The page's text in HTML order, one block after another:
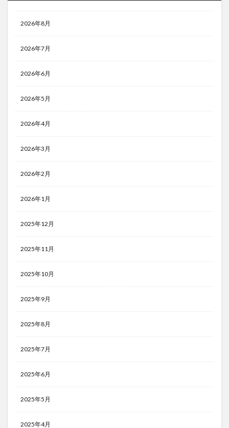
2026年8月
2026年7月
2026年6月
2026年5月
2026年4月
2026年3月
2026年2月
2026年1月
2025年12月
2025年11月
2025年10月
2025年9月
2025年8月
2025年7月
2025年6月
2025年5月
2025年4月